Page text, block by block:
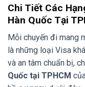
Chi Tiết Các
Hàn Quốc Tại
Mỗi chuyến đi mang
là những loại Visa
và an tâm chuẩn bị,
Quốc tại TPHCM